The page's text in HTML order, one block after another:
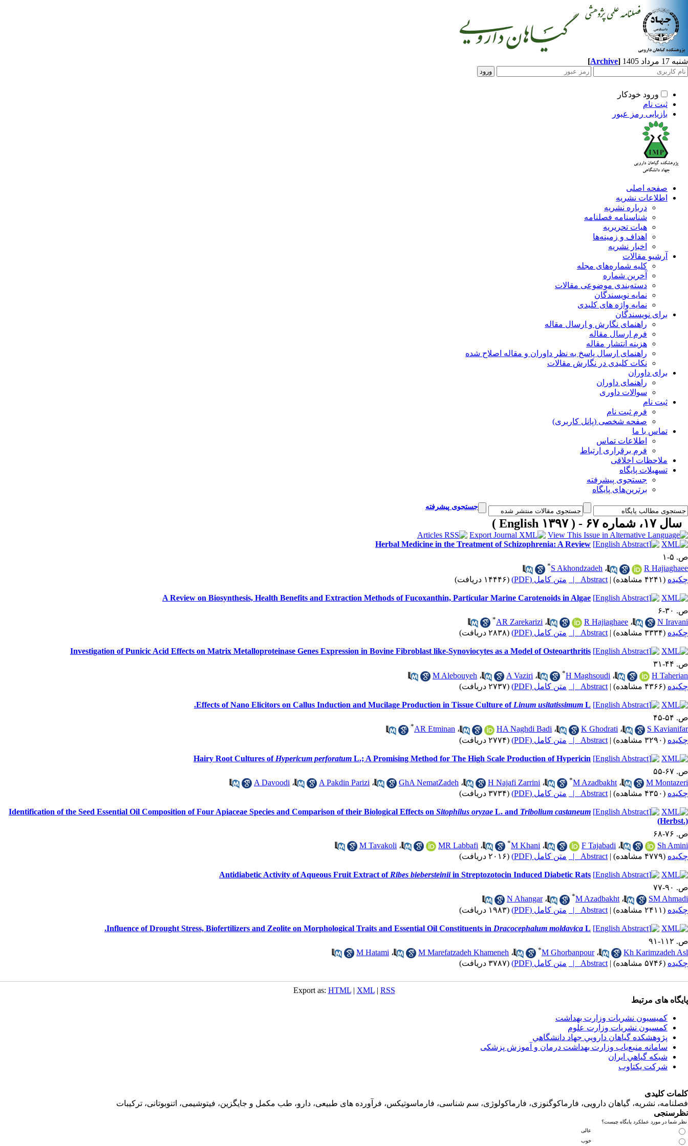
شنبه 17 مرداد 1405 [Archive]
ورود خودکار
ثبت نام
بازیابی رمز عبور
صفحه اصلی
اطلاعات نشریه
درباره نشریه
شناسنامه فصلنامه
هیات تحریریه
اهداف و زمینه‌ها
اخبار نشریه
آرشیو مقالات
کلیه شماره‌های مجله
آخرین شماره
دسته‌بندی موضوعی مقالات
نمایه نویسندگان
نمایه واژه های کلیدی
برای نویسندگان
راهنمای نگارش و ارسال مقاله
فرم ارسال مقاله
هزینه انتشار مقاله
راهنمای ارسال پاسخ به نظر داوران و مقاله اصلاح شده
نکات کلیدی در نگارش مقالات
برای داوران
راهنمای داوران
سوالات داوری
ثبت نام
فرم ثبت نام
صفحه شخصی (پانل کاربری)
تماس با ما
اطلاعات تماس
فرم برقراری ارتباط
ملاحظات اخلاقی
تسهیلات پایگاه
جستجوی پیشرفته
برترین‌های پایگاه
جستجوی پیشرفته
سال ۱۷، شماره ۶۷ - ( English ۱۳۹۷ )
Herbal Medicine in the Treatment of Schizophrenia: A Review
ص. ۵-۱
R Hajiaghaee
، S Akhondzadeh
*
چکیده (۴۲۴۱ مشاهده) |
Abstract | متن کامل (PDF) (۱۴۴۴۶ دریافت)
A Review on Biosynthesis, Health Benefits and Extraction Methods of Fucoxanthin, Particular Marine Carotenoids in Algae
ص. ۳۰-۶
N Iravani
، R Hajiaghaee ، AR Zarekarizi
*
چکیده (۳۳۳۴ مشاهده) |
Abstract | متن کامل (PDF) (۲۸۳۸ دریافت)
Investigation of Punicic Acid Effects on Matrix Metalloproteinase Genes Expression in Bovine Fibroblast like-Synoviocytes as a Model of Osteoarthritis
ص. ۴۴-۳۱
H Taherian
، H Maghsoudi
* ، A Vaziri ، M Alebouyeh
چکیده (۴۳۶۶ مشاهده) |
Abstract | متن کامل (PDF) (۲۷۳۷ دریافت)
Effects of Nano Elicitors on Callus Induction and Mucilage Production in Tissue Culture of Linum usitatissimum L.
ص. ۵۴-۴۵
S Kavianifar
، K Ghodrati ، HA Naghdi Badi ، AR Etminan
*
چکیده (۳۲۹۰ مشاهده) |
Abstract | متن کامل (PDF) (۲۷۷۴ دریافت)
Hairy Root Cultures of Hypericum perforatum L.; A Promising Method for The High Scale Production of Hypericin
ص. ۶۷-۵۵
M Montazeri
، M Azadbakht
* ، H Najafi Zarrini ، GhA NematZadeh ، A Pakdin Parizi ، A Davoodi
چکیده (۴۳۵۰ مشاهده) |
Abstract | متن کامل (PDF) (۳۷۳۴ دریافت)
Identification of the Seed Essential Oil Composition of Four Apiaceae Species and Comparison of their Biological Effects on Sitophilus oryzae L. and Tribolium castaneum
(Herbst.)
ص. ۷۶-۶۸
Sh Amini
، F Tajabadi ، M Khani
* ، MR Labbafi ، M Tavakoli
چکیده (۴۷۷۹ مشاهده) |
Abstract | متن کامل (PDF) (۲۰۱۶ دریافت)
Antidiabetic Activity of Aqueous Fruit Extract of Ribes biebersteiniiin Streptozotocin Induced Diabetic Rats
ص. ۹۰-۷۷
SM Ahmadi
، M Azadbakht
* ،N Ahangar
چکیده (۲۴۱۱ مشاهده) |
Abstract | متن کامل (PDF) (۱۹۸۳ دریافت)
Influence of Drought Stress, Biofertilizers and Zeolite on Morphological Traits and Essential Oil Constituents in Dracocephalum moldavica L.
ص. ۱۱۲-۹۱
Kh Karimzadeh Asl
،M Ghorbanpour
* ، M Marefatzadeh Khameneh ، M Hatami
چکیده (۵۷۴۶ مشاهده) |
Abstract | متن کامل (PDF) (۳۷۸۷ دریافت)
Export as: HTML| XML| RSS
پایگاه های مرتبط
کمیسیون نشریات وزارت بهداشت
کمسیون نشریات وزارت علوم
پژوهشكده گياهان دارويي جهاد دانشگاهي
سامانه منبع‌ياب وزارت بهداشت درمان و آموزش پزشکی
شبكه گياهي ايران
شرکت یکتاوب
کلمات کلیدی
فصلنامه، نشریه، گیاهان دارویی، فارماکوگنوزی، فارماکولوژی، سم شناسی، فارماسوتیکس، فرآورده های طبیعی، دارو، طب مکمل و جایگزین، فیتوشیمی، اتنوبوتانی، ترکیبات
نظرسنجی
نظر شما در مورد عملکرد پایگاه چیست؟
عالی
خوب